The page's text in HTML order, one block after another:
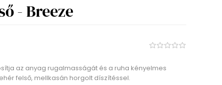
- Breeze
az anyag rugalmasságát és a ruha kényelmes
felső, mellkasán horgolt díszítéssel.